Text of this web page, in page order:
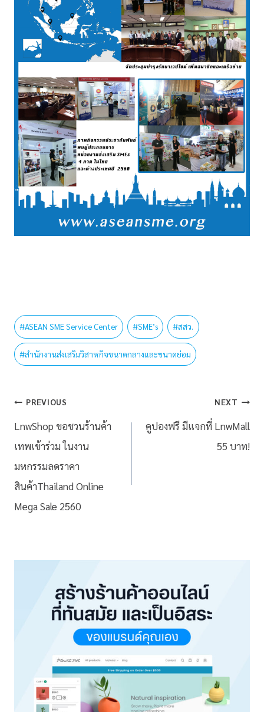
#ASEAN SME Service Center #SME’s #สสว.
#สำนักงานส่งเสริมวิสาหกิจขนาดกลางและขนาดย่อม
PREVIOUS
LnwShop ขอชวนร้านค้า
เทพเข้าร่วม ในงาน
มหกรรมลดราคา
สินค้าThailand Online
Mega Sale 2560
NEXT
คูปองฟรี มีแจกที่ LnwMall
55 บาท!